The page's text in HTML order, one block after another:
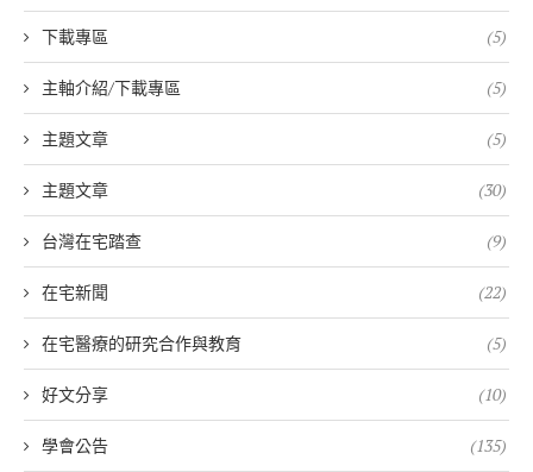
下載專區 (5)
主軸介紹/下載專區 (5)
主題文章 (5)
主題文章 (30)
台灣在宅踏查 (9)
在宅新聞 (22)
在宅醫療的研究合作與教育 (5)
好文分享 (10)
學會公告 (135)